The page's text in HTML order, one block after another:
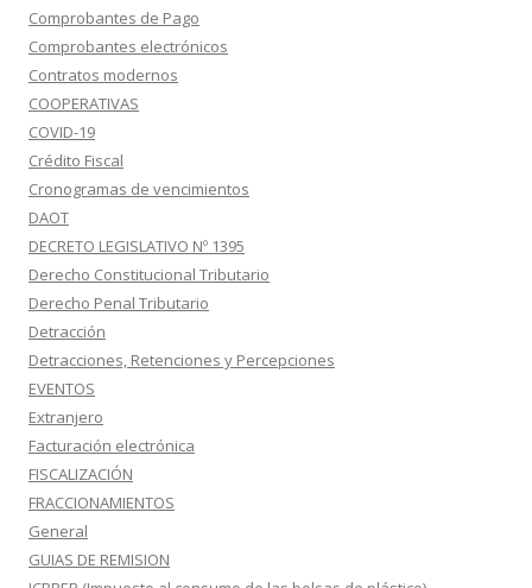
Comprobantes de Pago
Comprobantes electrónicos
Contratos modernos
COOPERATIVAS
COVID-19
Crédito Fiscal
Cronogramas de vencimientos
DAOT
DECRETO LEGISLATIVO Nº 1395
Derecho Constitucional Tributario
Derecho Penal Tributario
Detracción
Detracciones, Retenciones y Percepciones
EVENTOS
Extranjero
Facturación electrónica
FISCALIZACIÓN
FRACCIONAMIENTOS
General
GUIAS DE REMISION